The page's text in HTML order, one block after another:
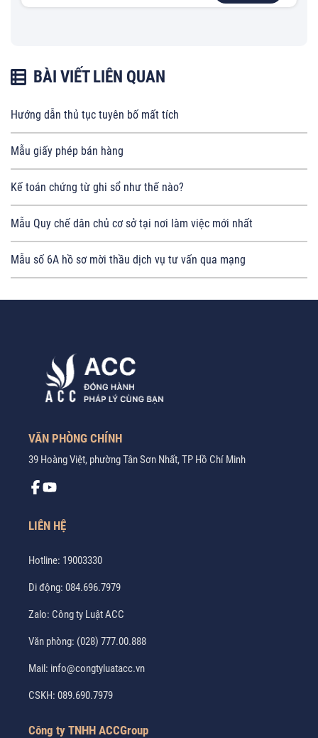
BÀI VIẾT LIÊN QUAN
Hướng dẫn thủ tục tuyên bố mất tích
Mẫu giấy phép bán hàng
Kế toán chứng từ ghi sổ như thế nào?
Mẫu Quy chế dân chủ cơ sở tại nơi làm việc mới nhất
Mẫu số 6A hồ sơ mời thầu dịch vụ tư vấn qua mạng
VĂN PHÒNG CHÍNH
39 Hoàng Việt, phường Tân Sơn Nhất, TP Hồ Chí Minh
LIÊN HỆ
Hotline: 19003330
Di động: 084.696.7979
Zalo: Công ty Luật ACC
Văn phòng: (028) 777.00.888
Mail: info@congtyluatacc.vn
CSKH: 089.690.7979
Công ty TNHH ACCGroup